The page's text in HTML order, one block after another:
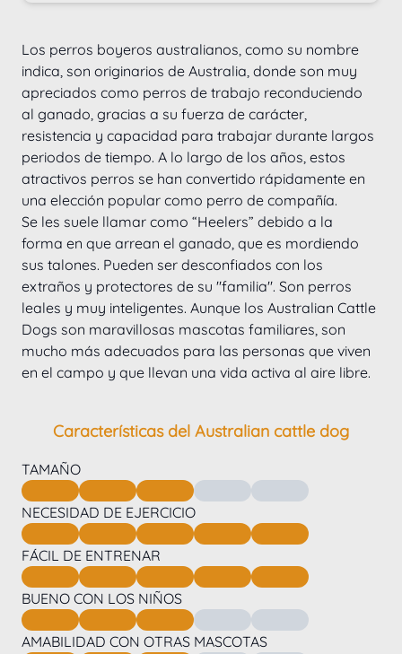
Los perros boyeros australianos, como su nombre
indica, son originarios de Australia, donde son muy
apreciados como perros de trabajo reconduciendo
al ganado, gracias a su fuerza de carácter,
resistencia y capacidad para trabajar durante largos
periodos de tiempo. A lo largo de los años, estos
atractivos perros se han convertido rápidamente en
una elección popular como perro de compañía.
Se les suele llamar como “Heelers” debido a la
forma en que arrean el ganado, que es mordiendo
sus talones. Pueden ser desconfiados con los
extraños y protectores de su "familia". Son perros
leales y muy inteligentes. Aunque los Australian Cattle
Dogs son maravillosas mascotas familiares, son
mucho más adecuados para las personas que viven
en el campo y que llevan una vida activa al aire libre.
Características del Australian cattle dog
TAMAÑO
NECESIDAD DE EJERCICIO
FÁCIL DE ENTRENAR
BUENO CON LOS NIÑOS
AMABILIDAD CON OTRAS MASCOTAS